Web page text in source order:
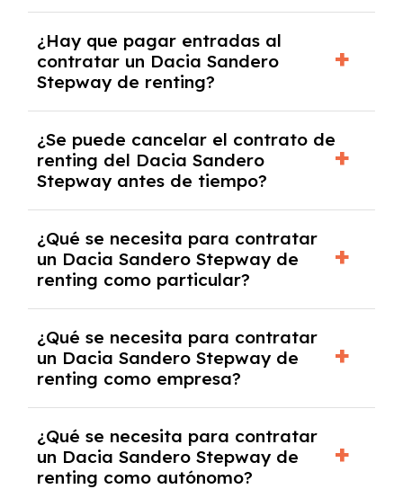
acordado.
Sandero Stepway con el seguro a todo riesgo
sin franquicia incluido dentro de las cuotas
mensuales.
¿Hay que pagar entradas al
contratar un Dacia Sandero
Stepway de renting?
tendrás que pagar ningún tipo de entrada
salvo en casos que lo exija el proveedor
debido al resultado del estudio de viabilidad
económica.
¿Se puede cancelar el contrato de
renting del Dacia Sandero
Stepway antes de tiempo?
pero puede haber penalizaciones por
cancelación anticipada. Es importante revisar
las condiciones del contrato y hablar con un
experto que te asesore.
¿Qué se necesita para contratar
un Dacia Sandero Stepway de
renting como particular?
y, en algunos casos, una consulta de solvencia
crediticia y un pago inicial.
¿Qué se necesita para contratar
un Dacia Sandero Stepway de
renting como empresa?
documentación financiera y, en algunos
casos, un informe de solvencia de la empresa
y un pago inicial.
¿Qué se necesita para contratar
un Dacia Sandero Stepway de
renting como autónomo?